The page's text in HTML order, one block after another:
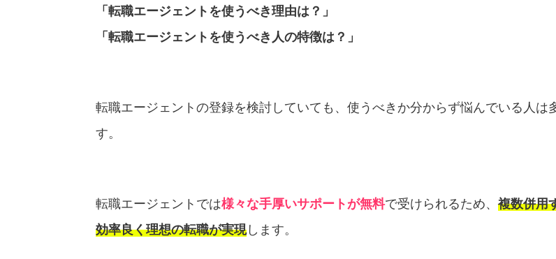
「転職エージェントを使うべき理由は？」
「転職エージェントを使うべき人の特徴は？」
転職エージェントの登録を検討していても、使うべきか分からず悩んでいる人は
す。
転職エージェントでは様々な手厚いサポートが無料で受けられるため、 複数併用
効率良く理想の転職が実現します。